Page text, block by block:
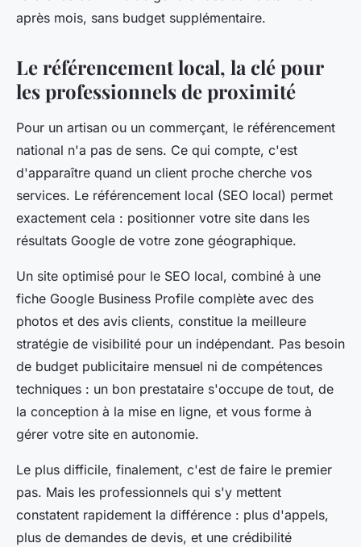
après mois, sans budget supplémentaire.
Le référencement local, la clé pour
les professionnels de proximité
Pour un artisan ou un commerçant, le référencement
national n'a pas de sens. Ce qui compte, c'est
d'apparaître quand un client proche cherche vos
services. Le référencement local (SEO local) permet
exactement cela : positionner votre site dans les
résultats Google de votre zone géographique.
Un site optimisé pour le SEO local, combiné à une
fiche Google Business Profile complète avec des
photos et des avis clients, constitue la meilleure
stratégie de visibilité pour un indépendant. Pas besoin
de budget publicitaire mensuel ni de compétences
techniques : un bon prestataire s'occupe de tout, de
la conception à la mise en ligne, et vous forme à
gérer votre site en autonomie.
Le plus difficile, finalement, c'est de faire le premier
pas. Mais les professionnels qui s'y mettent
constatent rapidement la différence : plus d'appels,
plus de demandes de devis, et une crédibilité